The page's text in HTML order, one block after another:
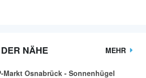
NÄHE MEHR
Markt Osnabrück - Sonnenhügel